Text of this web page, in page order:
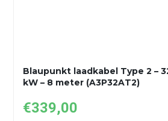
Blaupunkt laadkabel Type 2 –
kW – 8 meter (A3P32AT2)
€339,00